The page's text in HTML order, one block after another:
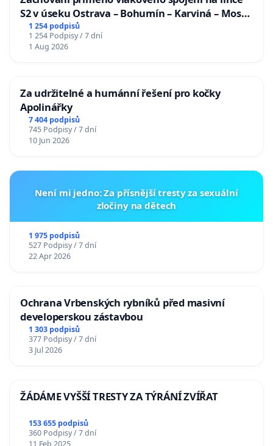
S2 v úseku Ostrava – Bohumín – Karviná – Mosty
u Jablunkova
1 254 podpisů
1 254 Podpisy / 7 dní
1 Aug 2026
Za udržitelné a humánní řešení pro kočky
Apolinářky
7 404 podpisů
745 Podpisy / 7 dní
10 Jun 2026
Není mi jedno: Za přísnější tresty za sexuální
zločiny na dětech
1 975 podpisů
527 Podpisy / 7 dní
22 Apr 2026
Ochrana Vrbenských rybníků před masivní
developerskou zástavbou
1 303 podpisů
377 Podpisy / 7 dní
3 Jul 2026
ŽÁDÁME VYŠŠÍ TRESTY ZA TÝRÁNÍ ZVÍŘAT
153 655 podpisů
360 Podpisy / 7 dní
11 Feb 2025